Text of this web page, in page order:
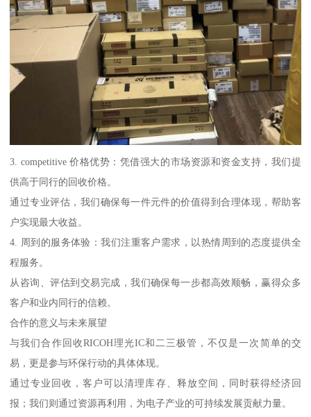
3. competitive 价格优势：凭借强大的市场资源和资金支持，我们提
供高于同行的回收价格。
通过专业评估，我们确保每一件元件的价值得到合理体现，帮助客
户实现最大收益。
4. 周到的服务体验：我们注重客户需求，以热情周到的态度提供全
程服务。
从咨询、评估到交易完成，我们确保每一步都高效顺畅，赢得众多
客户和业内同行的信赖。
合作的意义与未来展望
与我们合作回收RICOH理光IC和二三极管，不仅是一次简单的交
易，更是参与环保行动的具体体现。
通过专业回收，客户可以清理库存、释放空间，同时获得经济回
报；我们则通过资源再利用，为电子产业的可持续发展贡献力量。